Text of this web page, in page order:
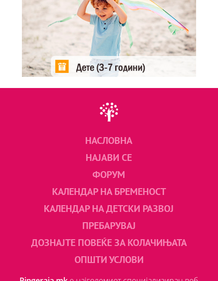
НАСЛОВНА
НАЈАВИ СЕ
ФОРУМ
КАЛЕНДАР НА БРЕМЕНОСТ
КАЛЕНДАР НА ДЕТСКИ РАЗВОЈ
ПРЕБАРУВАЈ
ДОЗНАЈТЕ ПОВЕЌЕ ЗА КОЛАЧИЊАТА
ОПШТИ УСЛОВИ